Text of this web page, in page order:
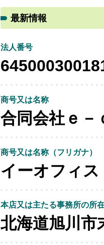
最新情報
法人番号
商号又は名称
合同会社ｅ－
商号又は名称（フリガナ）
イーオフィス
本店又は主たる事務所の所
北海道旭川市